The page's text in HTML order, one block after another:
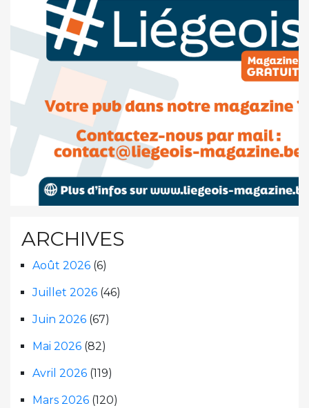
ARCHIVES
Août 2026 (6)
Juillet 2026 (46)
Juin 2026 (67)
Mai 2026 (82)
Avril 2026 (119)
Mars 2026 (120)